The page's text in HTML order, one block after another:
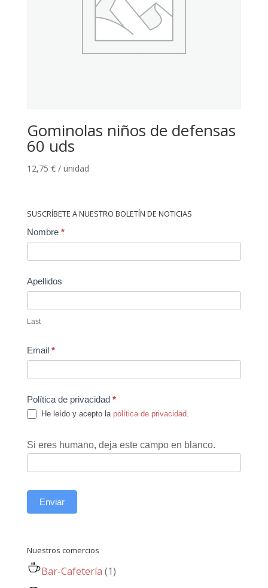
Gominolas niños de defensas
60 uds
12,75 € / unidad
SUSCRÍBETE A NUESTRO BOLETÍN DE NOTICIAS
Contact
Nombre *
Apellidos
Last
Email *
Política de privacidad *
He leído y acepto la política de privacidad.
Si eres humano, deja este campo en blanco.
Enviar
Nuestros comercios
Bar-Cafetería (1)